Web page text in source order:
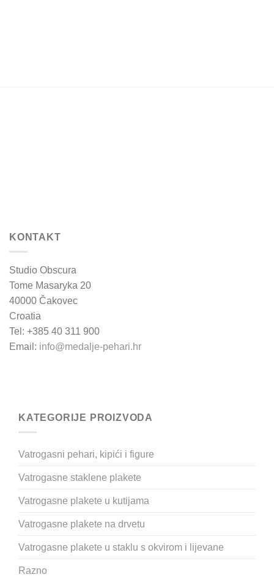
KONTAKT
Studio Obscura
Tome Masaryka 20
40000 Čakovec
Croatia
Tel: +385 40 311 900
Email: info@medalje-pehari.hr
KATEGORIJE PROIZVODA
Vatrogasni pehari, kipići i figure
Vatrogasne staklene plakete
Vatrogasne plakete u kutijama
Vatrogasne plakete na drvetu
Vatrogasne plakete u staklu s okvirom i lijevane
Razno